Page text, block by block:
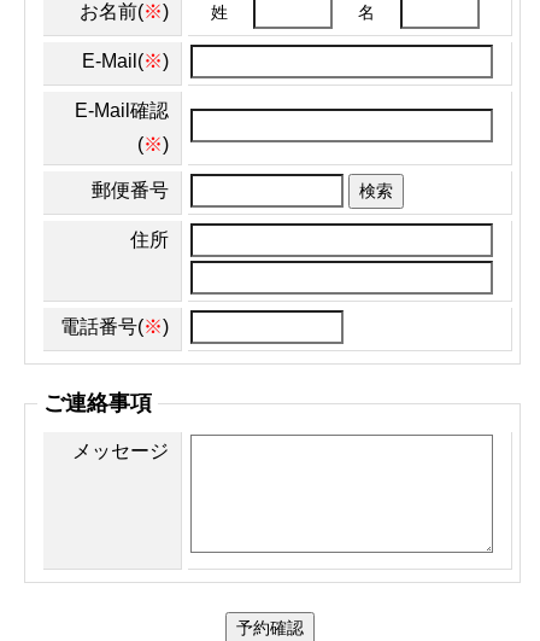
お名前(※) 姓 名
E-Mail(※)
E-Mail確認
(※)
郵便番号 検索
住所
電話番号(※)
ご連絡事項
メッセージ
予約確認